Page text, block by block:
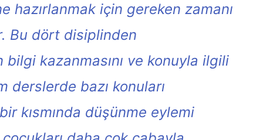
için gereken zamanı
Bu dört disiplinden
kazanmasını ve konuyla ilgili
derslerde bazı konuları
kısmında düşünme eylemi